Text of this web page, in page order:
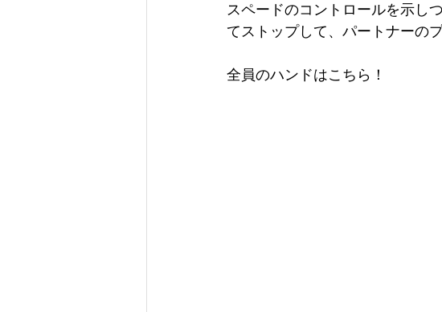
スペードのコントロールを示し
てストップして、パートナーの
全員のハンドはこちら！